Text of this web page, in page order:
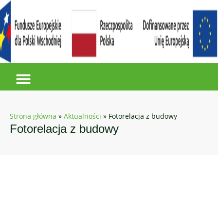
Strona główna » Aktualności » Fotorelacja z budowy
Fotorelacja z budowy